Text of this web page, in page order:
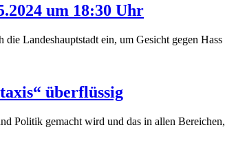
um 18:30 Uhr
Landeshauptstadt ein, um Gesicht gegen
überflüssig
Politik gemacht wird und das in allen